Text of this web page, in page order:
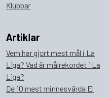
Klubbar
Artiklar
Vem har gjort mest mål i La
Liga? Vad är målrekordet i La
Liga?
De 10 mest minnesvärda El